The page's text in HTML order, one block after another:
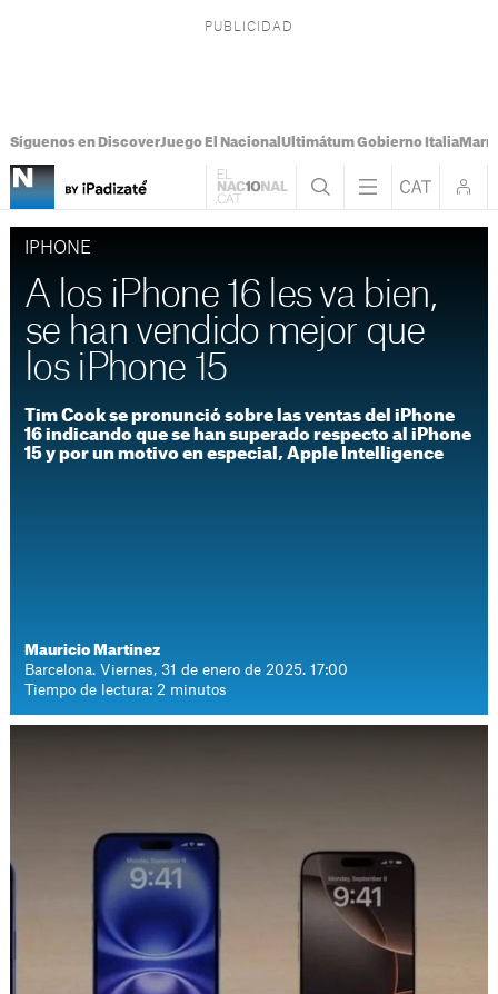
Síguenos en DiscoverJuego El Nacional Ultimátum Gobierno Italia
IPHONE
A los iPhone 16 les va bien,
se han vendido mejor que
los iPhone 15
Tim Cook se pronunció sobre las ventas del iPhone
16 indicando que se han superado respecto al iPhone
15 y por un motivo en especial, Apple Intelligence
Mauricio Martínez
Barcelona. Viernes, 31 de enero de 2025. 17:00
Tiempo de lectura: 2 minutos